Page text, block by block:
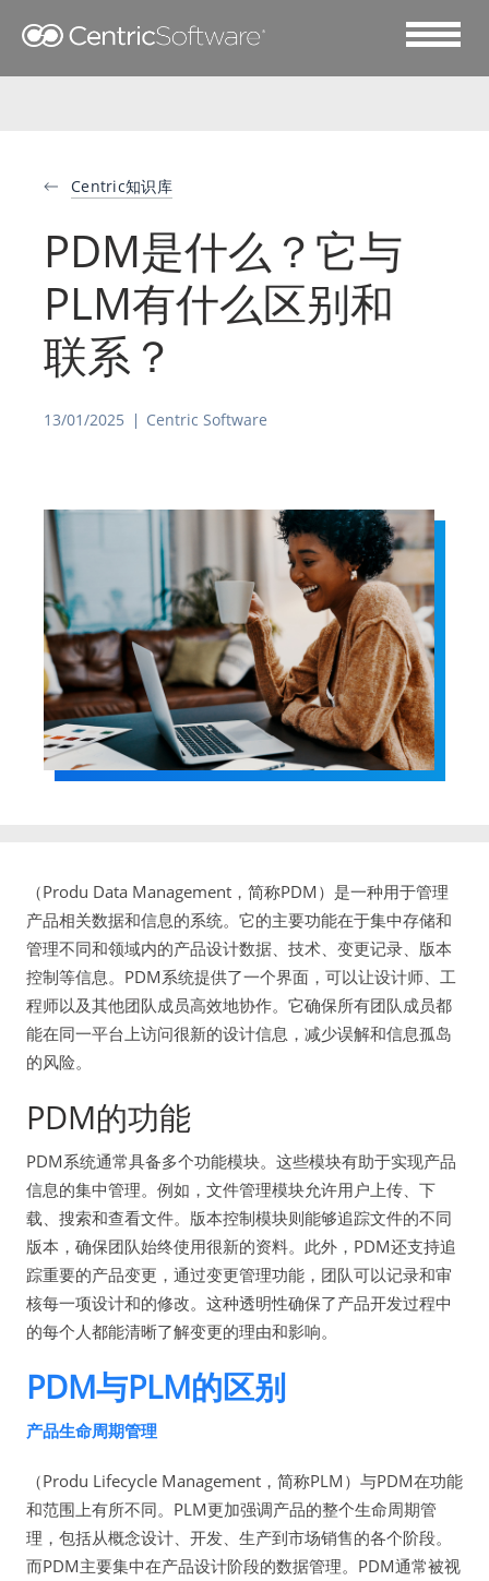
Centric知识库
PDM是什么？它与
PLM有什么区别和
联系？
13/01/2025 Centric Software
（Produ Data Management，简称PDM）是一种用于管理
产品相关数据和信息的系统。它的主要功能在于集中存储和
管理不同和领域内的产品设计数据、技术、变更记录、版本
控制等信息。PDM系统提供了一个界面，可以让设计师、工
程师以及其他团队成员高效地协作。它确保所有团队成员都
能在同一平台上访问很新的设计信息，减少误解和信息孤岛
的风险。
PDM的功能
PDM系统通常具备多个功能模块。这些模块有助于实现产品
信息的集中管理。例如，文件管理模块允许用户上传、下
载、搜索和查看文件。版本控制模块则能够追踪文件的不同
版本，确保团队始终使用很新的资料。此外，PDM还支持追
踪重要的产品变更，通过变更管理功能，团队可以记录和审
核每一项设计和的修改。这种透明性确保了产品开发过程中
的每个人都能清晰了解变更的理由和影响。
PDM与PLM的区别
产品生命周期管理
（Produ Lifecycle Management，简称PLM）与PDM在功能
和范围上有所不同。PLM更加强调产品的整个生命周期管
理，包括从概念设计、开发、生产到市场销售的各个阶段。
而PDM主要集中在产品设计阶段的数据管理。PDM通常被视